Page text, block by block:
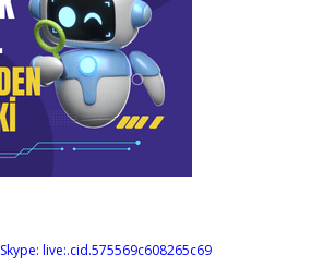
Skype: live:.cid.575569c608265c69